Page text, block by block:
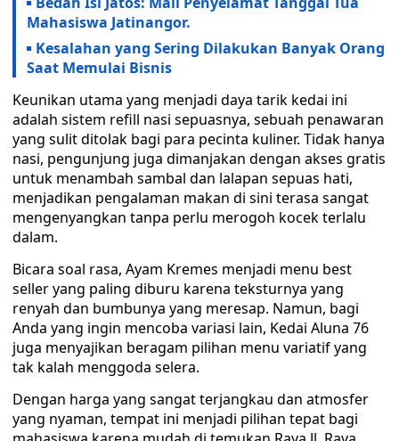
Mahasiswa Jatinangor.
Kesalahan yang Sering Dilakukan Banyak Orang
Saat Memulai Bisnis
Keunikan utama yang menjadi daya tarik kedai ini
adalah sistem refill nasi sepuasnya, sebuah penawaran
yang sulit ditolak bagi para pecinta kuliner. Tidak hanya
nasi, pengunjung juga dimanjakan dengan akses gratis
untuk menambah sambal dan lalapan sepuas hati,
menjadikan pengalaman makan di sini terasa sangat
mengenyangkan tanpa perlu merogoh kocek terlalu
dalam.
Bicara soal rasa, Ayam Kremes menjadi menu best
seller yang paling diburu karena teksturnya yang
renyah dan bumbunya yang meresap. Namun, bagi
Anda yang ingin mencoba variasi lain, Kedai Aluna 76
juga menyajikan beragam pilihan menu variatif yang
tak kalah menggoda selera.
Dengan harga yang sangat terjangkau dan atmosfer
yang nyaman, tempat ini menjadi pilihan tepat bagi